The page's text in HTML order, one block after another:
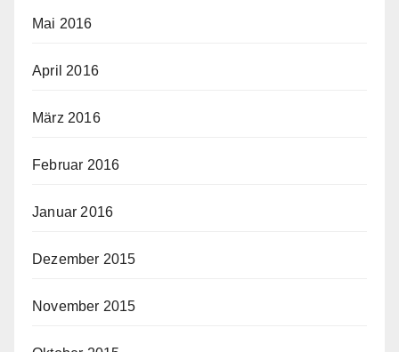
Mai 2016
April 2016
März 2016
Februar 2016
Januar 2016
Dezember 2015
November 2015